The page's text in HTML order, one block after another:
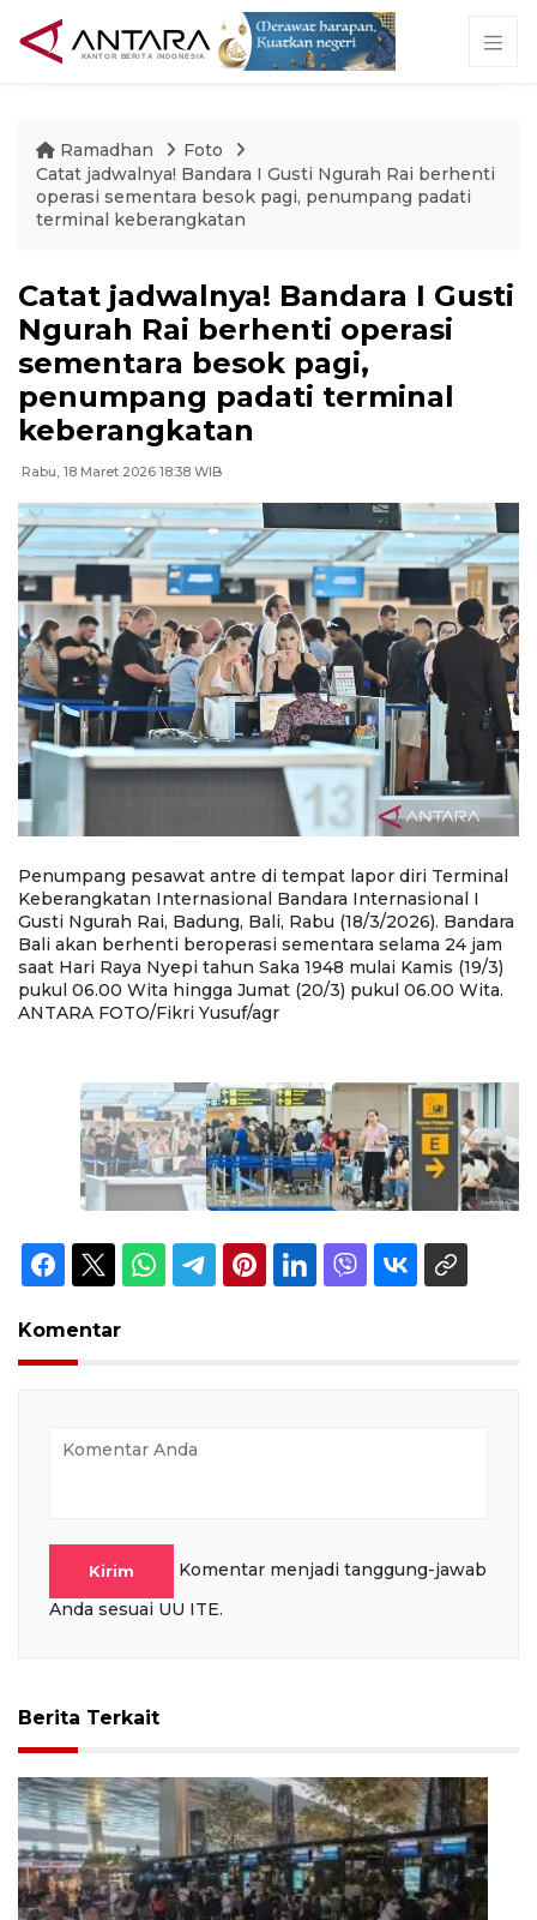
Ramadhan
Foto
Catat jadwalnya! Bandara I Gusti Ngurah Rai berhenti
operasi sementara besok pagi, penumpang padati
terminal keberangkatan
Catat jadwalnya! Bandara I Gusti
Ngurah Rai berhenti operasi
sementara besok pagi,
penumpang padati terminal
keberangkatan
Rabu, 18 Maret 2026 18:38 WIB
Penumpang pesawat antre di tempat lapor diri Terminal
Keberangkatan Internasional Bandara Internasional I
Gusti Ngurah Rai, Badung, Bali, Rabu (18/3/2026). Bandara
Bali akan berhenti beroperasi sementara selama 24 jam
saat Hari Raya Nyepi tahun Saka 1948 mulai Kamis (19/3)
pukul 06.00 Wita hingga Jumat (20/3) pukul 06.00 Wita.
ANTARA FOTO/Fikri Yusuf/agr
Komentar
Kirim
Komentar menjadi tanggung-jawab
Anda sesuai UU ITE.
Berita Terkait